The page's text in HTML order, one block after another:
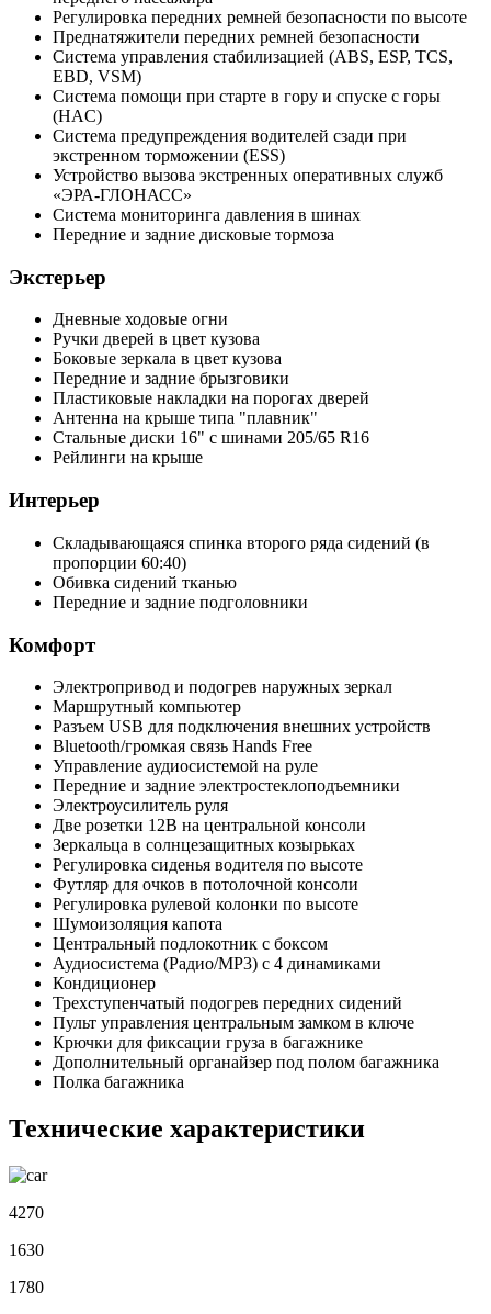
Регулировка передних ремней безопасности по высоте
Преднатяжители передних ремней безопасности
Система управления стабилизацией (ABS, ESP, TCS,
EBD, VSM)
Система помощи при старте в гору и спуске с горы
(HAC)
Система предупреждения водителей сзади при
экстренном торможении (ESS)
Устройство вызова экстренных оперативных служб
«ЭРА-ГЛОНАСС»
Система мониторинга давления в шинах
Передние и задние дисковые тормоза
Экстерьер
Дневные ходовые огни
Ручки дверей в цвет кузова
Боковые зеркала в цвет кузова
Передние и задние брызговики
Пластиковые накладки на порогах дверей
Антенна на крыше типа "плавник"
Стальные диски 16" с шинами 205/65 R16
Рейлинги на крыше
Интерьер
Складывающаяся спинка второго ряда сидений (в
пропорции 60:40)
Обивка сидений тканью
Передние и задние подголовники
Комфорт
Электропривод и подогрев наружных зеркал
Маршрутный компьютер
Разъем USB для подключения внешних устройств
Bluetooth/громкая связь Hands Free
Управление аудиосистемой на руле
Передние и задние электростеклоподъемники
Электроусилитель руля
Две розетки 12В на центральной консоли
Зеркальца в солнцезащитных козырьках
Регулировка сиденья водителя по высоте
Футляр для очков в потолочной консоли
Регулировка рулевой колонки по высоте
Шумоизоляция капота
Центральный подлокотник с боксом
Аудиосистема (Радио/MP3) с 4 динамиками
Кондиционер
Трехступенчатый подогрев передних сидений
Пульт управления центральным замком в ключе
Крючки для фиксации груза в багажнике
Дополнительный органайзер под полом багажника
Полка багажника
Технические характеристики
4270
1630
1780